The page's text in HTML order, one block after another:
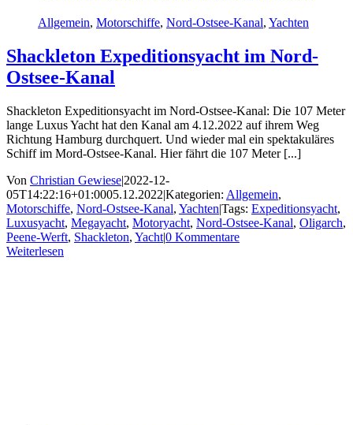
Allgemein, Motorschiffe, Nord-Ostsee-Kanal, Yachten
Shackleton Expeditionsyacht im Nord-
Ostsee-Kanal
Shackleton Expeditionsyacht im Nord-Ostsee-Kanal: Die 107 Meter
lange Luxus Yacht hat den Kanal am 4.12.2022 auf ihrem Weg
Richtung Hamburg durchquert. Und wieder mal ein spektakuläres
Schiff im Mord-Ostsee-Kanal. Hier fährt die 107 Meter [...]
Von Christian Gewiese|2022-12-
05T14:22:16+01:0005.12.2022|Kategorien: Allgemein,
Motorschiffe, Nord-Ostsee-Kanal, Yachten|Tags: Expeditionsyacht,
Luxusyacht, Megayacht, Motoryacht, Nord-Ostsee-Kanal, Oligarch,
Peene-Werft, Shackleton, Yacht|0 Kommentare
Weiterlesen